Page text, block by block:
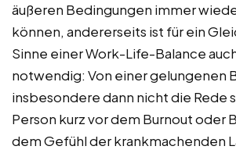
äußeren Bedingungen immer
können, andererseits ist für ein
Sinne einer Work-Life-Balance
notwendig: Von einer gelungenen
insbesondere dann nicht die Rede
Person kurz vor dem Burnout oder
dem Gefühl der krankmachenden